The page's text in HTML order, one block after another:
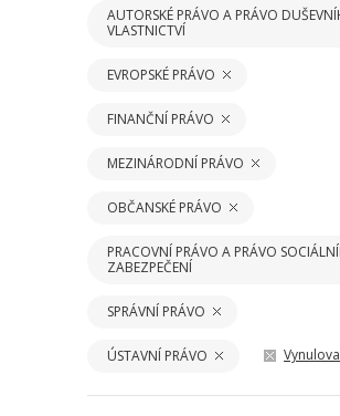
AUTORSKÉ PRÁVO A PRÁVO
VLASTNICTVÍ
EVROPSKÉ PRÁVO
FINANČNÍ PRÁVO
MEZINÁRODNÍ PRÁVO
OBČANSKÉ PRÁVO
PRACOVNÍ PRÁVO A PRÁVO
ZABEZPEČENÍ
SPRÁVNÍ PRÁVO
ÚSTAVNÍ PRÁVO